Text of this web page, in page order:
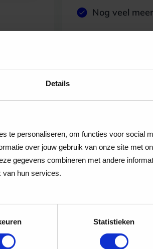
Details
te personaliseren, om functies voor social
over jouw gebruik van onze site met
gegevens combineren met andere
van hun services.
Statistieken
Nog veel
voor de nieuwsbrief